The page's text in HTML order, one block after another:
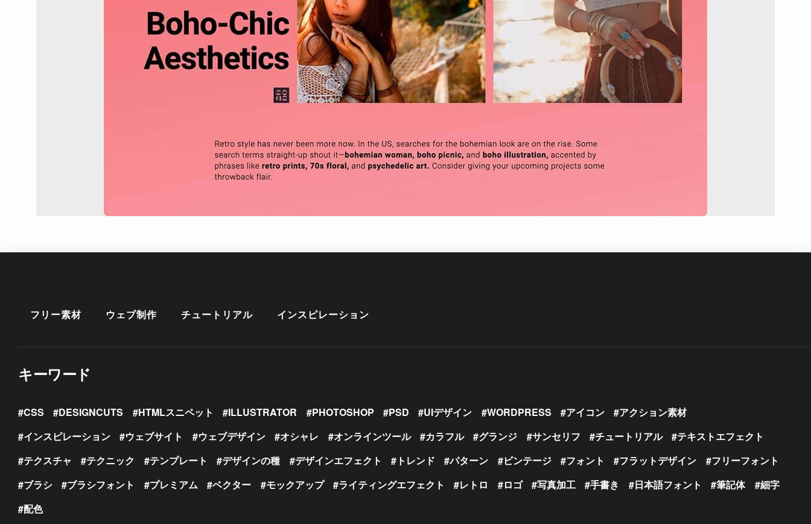
フリー素材 ウェブ制作 チュートリアル インスピレーション
キーワード
CSS DESIGNCUTS HTMLスニペット ILLUSTRATOR PHOTOSHOP PSD UIデザイン WORDPRESS アイコン
アクション素材
インスピレーション
ウェブサイト ウェブデザイン オシャレ オンラインツール カラフル グランジ サンセリフ チュートリアル
テキストエフェクト
テクスチャ
テクニック テンプレート デザインの種 デザインエフェクト トレンド パターン ビンテージ フォント フラットデザイン
フリーフォント
ブラシ
ブラシフォント プレミアム ベクター モックアップ ライティングエフェクト レトロ ロゴ 写真加工 手書き 日本語フォント 筆記体
細字
配色